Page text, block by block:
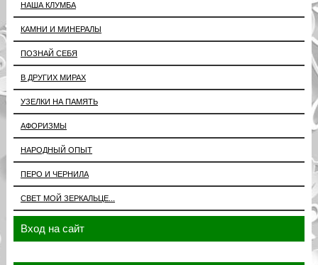
НАША КЛУМБА
КАМНИ И МИНЕРАЛЫ
ПОЗНАЙ СЕБЯ
В ДРУГИХ МИРАХ
УЗЕЛКИ НА ПАМЯТЬ
АФОРИЗМЫ
НАРОДНЫЙ ОПЫТ
ПЕРО И ЧЕРНИЛА
СВЕТ МОЙ ЗЕРКАЛЬЦЕ...
Вход на сайт